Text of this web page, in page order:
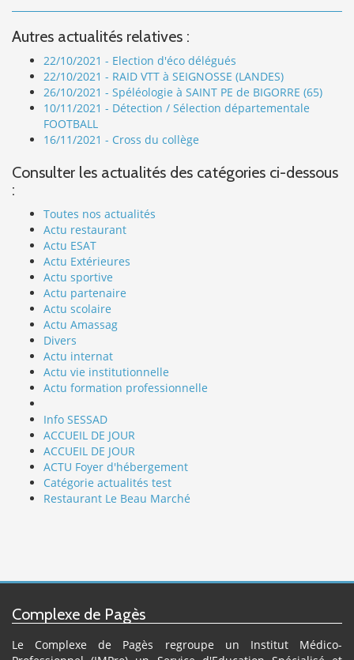
Autres actualités relatives :
22/10/2021 - Election d'éco délégués
22/10/2021 - RAID VTT à SEIGNOSSE (LANDES)
26/10/2021 - Spéléologie à SAINT PE de BIGORRE (65)
10/11/2021 - Détection / Sélection départementale
FOOTBALL
16/11/2021 - Cross du collège
Consulter les actualités des catégories ci-dessous
:
Toutes nos actualités
Actu restaurant
Actu ESAT
Actu Extérieures
Actu sportive
Actu partenaire
Actu scolaire
Actu Amassag
Divers
Actu internat
Actu vie institutionnelle
Actu formation professionnelle
Info SESSAD
ACCUEIL DE JOUR
ACCUEIL DE JOUR
ACTU Foyer d'hébergement
Catégorie actualités test
Restaurant Le Beau Marché
Complexe de Pagès
Le Complexe de Pagès regroupe un Institut Médico-